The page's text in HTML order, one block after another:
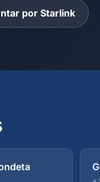
por Starlink